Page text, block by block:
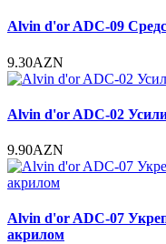
Alvin d'or ADC-09
9.30AZN
Alvin d'or ADC-02
9.90AZN
Alvin d'or ADC-07
акрилом